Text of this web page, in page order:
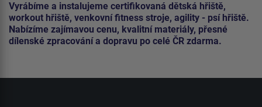
Vyrábíme a instalujeme certifikovaná dětská hřiště,
workout hřiště, venkovní fitness stroje, agility - psí hřiště.
Nabízíme zajímavou cenu, kvalitní materiály, přesné
dílenské zpracování a dopravu po celé ČR zdarma.